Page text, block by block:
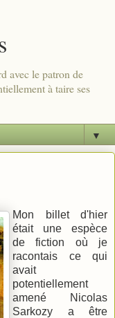
avec le patron de
à taire ses
▼
Mon billet d'hier
était une espèce
de fiction où je
racontais ce qui
avait
potentiellement
amené Nicolas
Sarkozy a être